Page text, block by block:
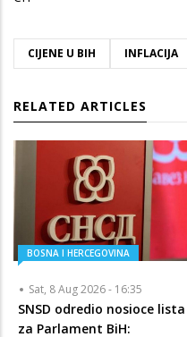
CIJENE U BIH INFLACIJA
RELATED ARTICLES
BOSNA I HERCEGOVINA
Sat, 8 Aug 2026 - 16:35
SNSD odredio nosioce lista
za Parlament BiH: